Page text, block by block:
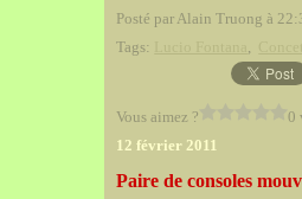
Posté par Alain Truong à
Tags:
,
Vous aimez ?
0
12 février 2011
Paire de consoles